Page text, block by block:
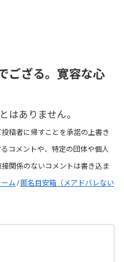
ござる。寛容な心
はありません。
稿者に帰すことを承諾の上書き
コメントや、特定の団体や個人
関係のないコメントは書き込ま
ム /匿名目安箱（メアドバレない